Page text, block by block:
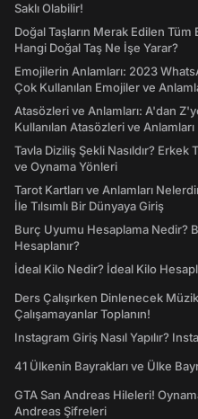
Saklı Olabilir!
Doğal Taşların Merak Edilen
Hangi Doğal Taş Ne İşe Yarar?
Emojilerin Anlamları: 2023
Çok Kullanılan Emojiler ve
Atasözleri ve Anlamları: A'dan
Kullanılan Atasözleri ve Anlamları
Tavla Diziliş Şekli Nasıldır? Erkek
ve Oynama Yönleri
Tarot Kartları ve Anlamları
İle Tılsımlı Bir Dünyaya Giriş
Burç Uyumu Hesaplama Nedir?
Hesaplanır?
İdeal Kilo Nedir? İdeal Kilo
Ders Çalışırken Dinlenecek
Çalışamayanlar Toplanın!
Instagram Giriş Nasıl Yapılır?
41 Ülkenin Bayrakları ve Ülke
GTA San Andreas Hileleri!
Andreas Şifreleri